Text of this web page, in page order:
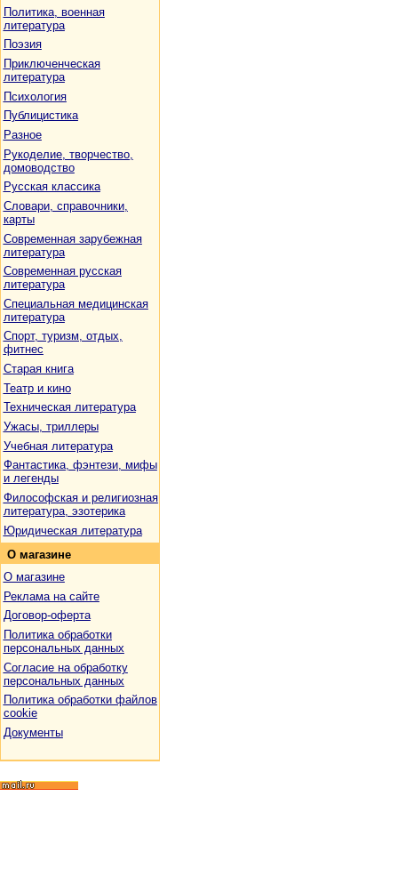
Политика, военная
литература
Поэзия
Приключенческая
литература
Психология
Публицистика
Разное
Рукоделие, творчество,
домоводство
Русская классика
Словари, справочники,
карты
Современная зарубежная
литература
Современная русская
литература
Специальная медицинская
литература
Спорт, туризм, отдых,
фитнес
Старая книга
Театр и кино
Техническая литература
Ужасы, триллеры
Учебная литература
Фантастика, фэнтези, мифы
и легенды
Философская и религиозная
литература, эзотерика
Юридическая литература
О магазине
О магазине
Реклама на сайте
Договор-оферта
Политика обработки
персональных данных
Согласие на обработку
персональных данных
Политика обработки файлов
cookie
Документы